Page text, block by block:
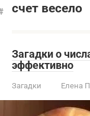
счет весело
Загадки о
эффективно
Загадки Елена